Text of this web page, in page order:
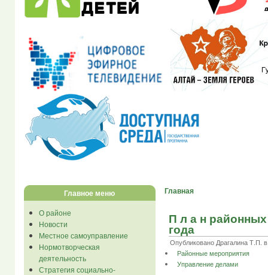
Главное меню
О районе
Новости
Местное самоуправление
Нормотворческая
деятельность
Стратегия социально-
Главная
П л а н
года
Опубликовано Драгалина Т.П.
Районные мероприятия
Управление делами